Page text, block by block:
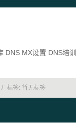
DNS MX设置 DNS培训
/ 标签: 暂无标签